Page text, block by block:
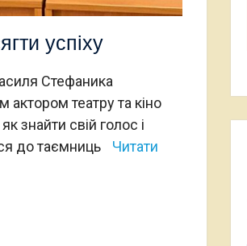
успіху
Стефаника
актором театру та кіно
знайти свій голос і
до таємниць
Читати